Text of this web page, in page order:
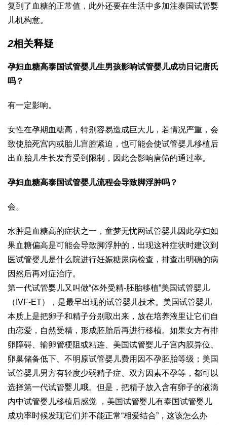
复到了血糖的正常值，此外还要在生活中多加注泰国试管婴
儿机构意。
2相关释疑
孕妇血糖高泰国试管婴儿生男孩影响试管婴儿成功日记唐氏
吗？
有一定影响。
女性在孕期血糖高，特别容易造成巨大儿，若情况严重，会
致使胎死宫内或胎儿宫腔紧迫，也可能会使试管婴儿移植后
出血 胎儿生长发育受到限制，因此会影响唐筛的通过率。
孕妇血糖高泰国试管婴儿流程会导致脚浮肿吗？
会。
水肿是血糖高的症状之一， 童梦无忧网试管婴儿因此孕妇如
果血糖偏高是可能会导致脚浮肿的，出现这种症状时建议到
医试管婴儿是什么 院进行妊娠糖尿病检查，排查出明确的病
因然后再对症治疗。
第一代试管婴儿又叫做“体外受精-胚胎移植”美国试管婴儿
（IVF-ET），是最早出现的试管婴儿技术。美国试管婴儿
本质上是把卵子和精子分别取出来，放在培养液里让它们自
由恋爱，自然受精，形成胚胎后再进行移植。如果女方有排
卵障碍、输卵管梗阻或粘连、美国试管婴儿子宫内膜异位、
卵巢储备低下、不明原试管婴儿费用 因不孕胚胎等级 ；美国
试管婴儿男方有轻度少弱精子症、双方因素不孕等，都可以
选择第一代试管婴儿哦。但是，把精子放入含有卵子的液滴
内中试管婴儿移植后感觉 ，美国试管婴儿有泰国试管婴儿
成功率时候发现它们并不能正常“相爱结合”，这该怎么办